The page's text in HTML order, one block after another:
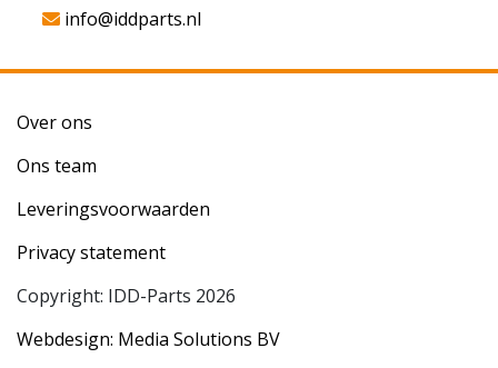
info@iddparts.nl
Over ons
Ons team
Leveringsvoorwaarden
Privacy statement
Copyright: IDD-Parts 2026
Webdesign: Media Solutions BV